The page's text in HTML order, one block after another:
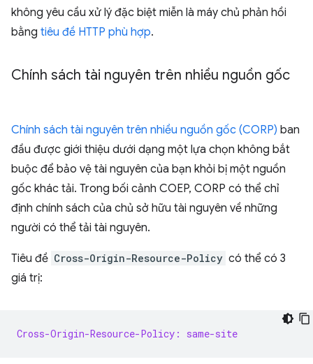
không yêu cầu xử lý đặc biệt miễn là máy chủ phản hồi
bằng tiêu đề HTTP phù hợp.
Chính sách tài nguyên trên nhiều nguồn gốc
Chính sách tài nguyên trên nhiều nguồn gốc (CORP) ban
đầu được giới thiệu dưới dạng một lựa chọn không bắt
buộc để bảo vệ tài nguyên của bạn khỏi bị một nguồn
gốc khác tải. Trong bối cảnh COEP, CORP có thể chỉ
định chính sách của chủ sở hữu tài nguyên về những
người có thể tải tài nguyên.
Tiêu đề Cross-Origin-Resource-Policy có thể có 3
giá trị:
Cross-Origin-Resource-Policy: same-site